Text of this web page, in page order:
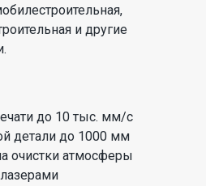
и другие
до 10 тыс. мм/с
детали до 1000 мм
очистки атмосферы